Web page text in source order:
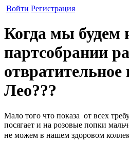
Войти Регистрация
Когда мы будем
партсобрании
отвратительное
Лео???
Мало того что показа от всех
посягает и на розовые попки
не можем в нашем здоровом